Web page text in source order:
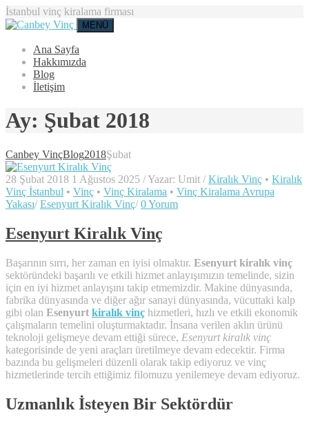
İstanbul vinç kiralama firması
MENÜ
Ana Sayfa
Hakkımızda
Blog
İletişim
Ay: Şubat 2018
Canbey VinçBlog2018Şubat
28 Şubat 2018 1 Ağustos 2025 /Yazar: Umit / Kiralık Vinç • Kiralık
Vinç İstanbul • Vinç • Vinç Kiralama • Vinç Kiralama Avrupa
Yakası/ Esenyurt Kiralık Vinç/ 0 Yorum
Esenyurt Kiralık Vinç
Başarının sırrı, her zaman en iyisi olmaktır. Esenyurt kiralık vinç
sektöründeki başarılı ve etkili hizmet anlayışımızın temelinde, sizin
için en iyi hizmet anlayışını takip etmemizdir. Makine dünyasında,
fabrika dünyasında ve diğer ağır sanayi dünyasında, vücuttaki kalp
gibi olan Esenyurt kiralık vinç hizmetleri, hızlı ve etkili ekonomik
çalışmaların temelini oluşturmaktadır. İnsana verilen aklın ürünü
teknoloji gelişmeye devam ettiği sürece, Esenyurt kiralık vinç
kategorisinde de yeni araçları üretilmeye devam edecektir. Firma
bazında bu gelişmeleri düzenli olarak takip ediyoruz ve vinç
hizmetlerinde tercih ettiğimiz filomuzu yenilemeye devam ediyoruz.
Uzmanlık İsteyen Bir Sektördür